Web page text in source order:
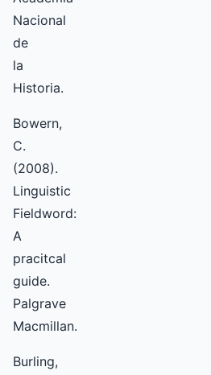
Nacional
de
la
Historia.
Bowern,
C.
(2008).
Linguistic
Fieldword:
A
pracitcal
guide.
Palgrave
Macmillan.
Burling,